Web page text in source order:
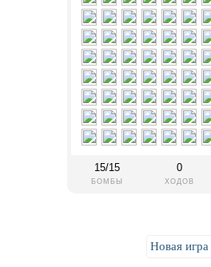
Новая игра